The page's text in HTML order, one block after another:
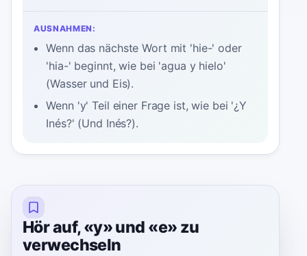
AUSNAHMEN:
Wenn das nächste Wort mit 'hie-' oder
'hia-' beginnt, wie bei 'agua y hielo'
(Wasser und Eis).
Wenn 'y' Teil einer Frage ist, wie bei '¿Y
Inés?' (Und Inés?).
Hör auf, «y» und «e» zu
verwechseln